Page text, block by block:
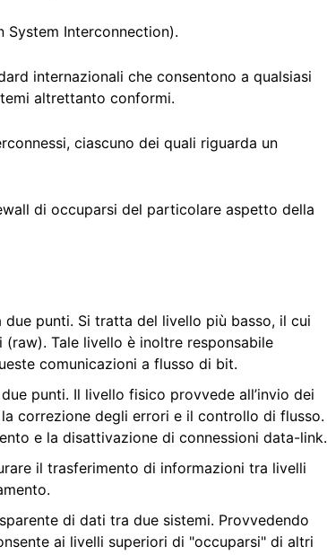
Interconnection).
internazionali che consentono a qualsiasi
altrettanto conformi.
ciascuno dei quali riguarda un
di occuparsi del particolare aspetto della
punti. Si tratta del livello più basso, il cui
Tale livello è inoltre responsabile
comunicazioni a flusso di bit.
punti. Il livello fisico provvede all’invio dei
correzione degli errori e il controllo di flusso.
e la disattivazione di connessioni data-link.
il trasferimento di informazioni tra livelli
di dati tra due sistemi. Provvedendo
ai livelli superiori di "occuparsi" di altri